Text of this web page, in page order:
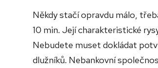
Někdy stačí opravdu málo,
10 min. Její charakteristické
Nebudete muset dokládat
dlužníků. Nebankovní